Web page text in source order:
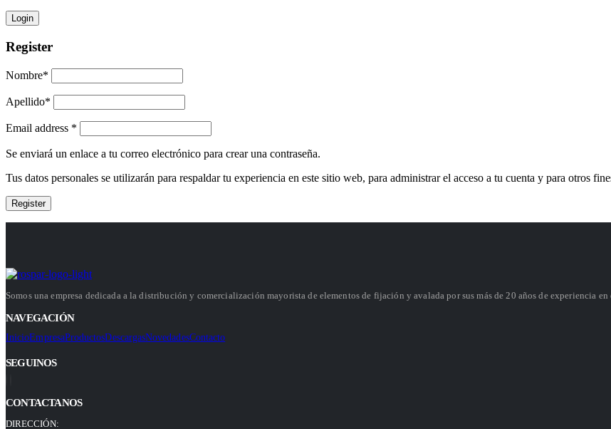
Login
Register
Nombre*
Apellido*
Email address *
Se enviará un enlace a tu correo electrónico para crear una contraseña.
Tus datos personales se utilizarán para respaldar tu experiencia en este sitio web, para administrar el acceso a tu cuenta y para otros
Register
Somos una empresa dedicada a la distribución y comercialización mayorista de elementos de fijación y avalada por sus más de 20 años de experiencia en
NAVEGACIÓN
InicioEmpresaProductosDescargasNovedadesContacto
SEGUINOS
CONTACTANOS
DIRECCIÓN: